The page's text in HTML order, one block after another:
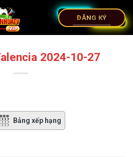
ĐĂNG KÝ
2024-10-27
Bảng xếp hạng